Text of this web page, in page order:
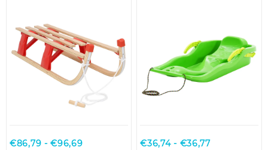
gekozen
worden
op
productpagina
€86,79 - €96,69Prijsklasse:
€36,74 - €36,77Prijsklasse: